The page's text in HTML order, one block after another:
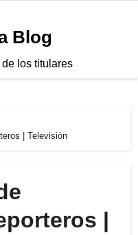
Blog
de los titulares
| Televisión
|